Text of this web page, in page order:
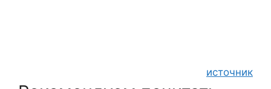
источник